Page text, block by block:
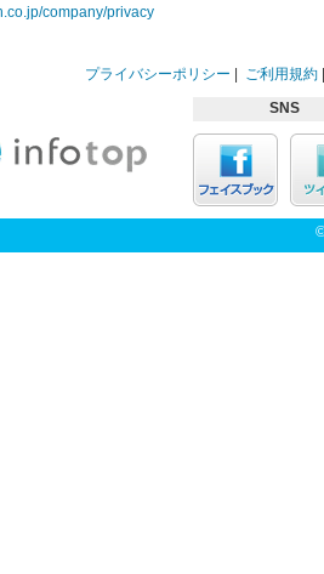
company/privacy
プライバシーポリシー | ご利用規約
SNS